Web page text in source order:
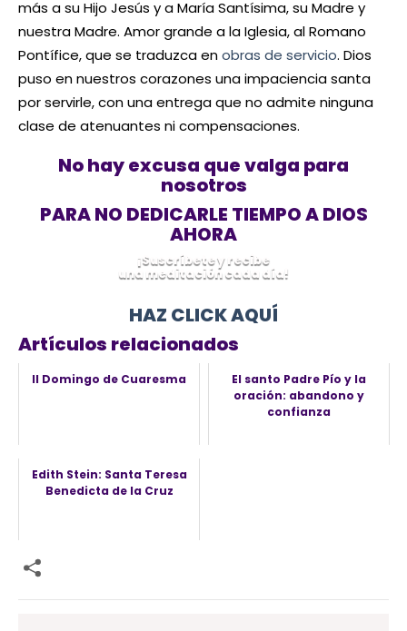
más a su Hijo Jesús y a María Santísima, su Madre y
nuestra Madre. Amor grande a la Iglesia, al Romano
Pontífice, que se traduzca enobras de servicio. Dios
puso en nuestros corazones una impaciencia santa
por servirle, con una entrega que no admite ninguna
clase de atenuantes ni compensaciones.
No hay excusa que valga para
nosotros
PARA NO DEDICARLE TIEMPO A DIOS
AHORA
¡Suscríbete y recibe
una meditación cada día!
HAZ CLICK AQUÍ
Artículos relacionados
II Domingo de Cuaresma
El santo Padre Pío y la
oración: abandono y
confianza
Edith Stein: Santa Teresa
Benedicta de la Cruz